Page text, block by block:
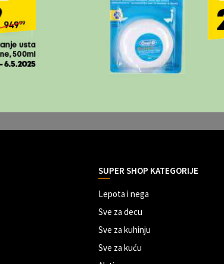
SUPER SHOP KATEGORIJE
Lepota i nega
Sve za decu
Sve za kuhinju
Sve za kuću